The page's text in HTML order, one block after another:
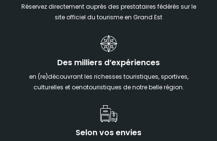
Réservez directement auprès des prestataires fédérés sur le
site officiel du tourisme en Grand Est
Des milliers d’expériences
en (re)découvrant les richesses touristiques, sportives,
culturelles et oenotouristiques de notre belle région.
Selon vos envies